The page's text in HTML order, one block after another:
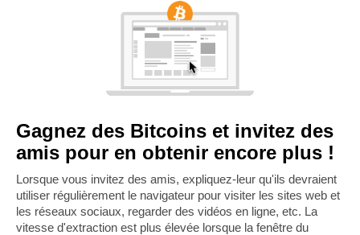
Gagnez des Bitcoins et invitez des
amis pour en obtenir encore plus !
Lorsque vous invitez des amis, expliquez-leur qu'ils devraient
utiliser régulièrement le navigateur pour visiter les sites web et
les réseaux sociaux, regarder des vidéos en ligne, etc. La
vitesse d'extraction est plus élevée lorsque la fenêtre du